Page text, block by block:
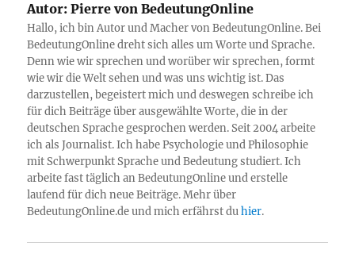
Autor: Pierre von BedeutungOnline
Hallo, ich bin Autor und Macher von BedeutungOnline. Bei
BedeutungOnline dreht sich alles um Worte und Sprache.
Denn wie wir sprechen und worüber wir sprechen, formt
wie wir die Welt sehen und was uns wichtig ist. Das
darzustellen, begeistert mich und deswegen schreibe ich
für dich Beiträge über ausgewählte Worte, die in der
deutschen Sprache gesprochen werden. Seit 2004 arbeite
ich als Journalist. Ich habe Psychologie und Philosophie
mit Schwerpunkt Sprache und Bedeutung studiert. Ich
arbeite fast täglich an BedeutungOnline und erstelle
laufend für dich neue Beiträge. Mehr über
BedeutungOnline.de und mich erfährst duhier.